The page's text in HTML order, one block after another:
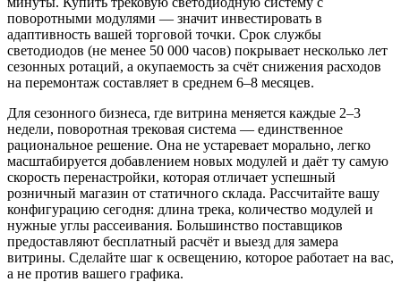
поворотными модулями — значит инвестировать в
адаптивность вашей торговой точки. Срок службы
светодиодов (не менее 50 000 часов) покрывает несколько лет
сезонных ротаций, а окупаемость за счёт снижения расходов
на перемонтаж составляет в среднем 6–8 месяцев.
Для сезонного бизнеса, где витрина меняется каждые 2–3
недели, поворотная трековая система — единственное
рациональное решение. Она не устаревает морально, легко
масштабируется добавлением новых модулей и даёт ту самую
скорость перенастройки, которая отличает успешный
розничный магазин от статичного склада. Рассчитайте вашу
конфигурацию сегодня: длина трека, количество модулей и
нужные углы рассеивания. Большинство поставщиков
предоставляют бесплатный расчёт и выезд для замера
витрины. Сделайте шаг к освещению, которое работает на вас,
а не против вашего графика.